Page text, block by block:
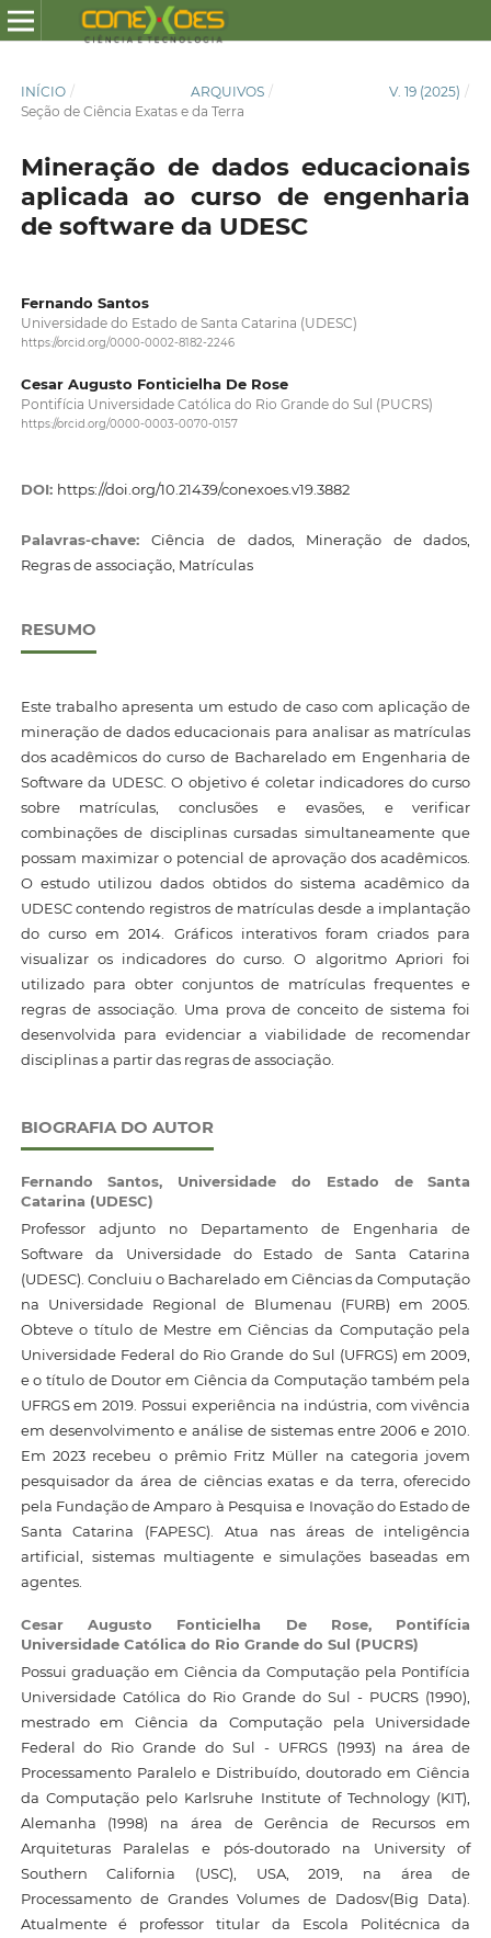
INÍCIO / ARQUIVOS / V. 19 (2025) /
Seção de Ciência Exatas e da Terra
Mineração de dados educacionais
aplicada ao curso de engenharia
de software da UDESC
Fernando Santos
Universidade do Estado de Santa Catarina (UDESC)
https://orcid.org/0000-0002-8182-2246
Cesar Augusto Fonticielha De Rose
Pontifícia Universidade Católica do Rio Grande do Sul (PUCRS)
https://orcid.org/0000-0003-0070-0157
DOI: https://doi.org/10.21439/conexoes.v19.3882
Palavras-chave:Ciência de dados, Mineração de dados,
Regras de associação, Matrículas
RESUMO
Este trabalho apresenta um estudo de caso com aplicação de
mineração de dados educacionais para analisar as matrículas
dos acadêmicos do curso de Bacharelado em Engenharia de
Software da UDESC. O objetivo é coletar indicadores do curso
sobre matrículas, conclusões e evasões, e verificar
combinações de disciplinas cursadas simultaneamente que
possam maximizar o potencial de aprovação dos acadêmicos.
O estudo utilizou dados obtidos do sistema acadêmico da
UDESC contendo registros de matrículas desde a implantação
do curso em 2014. Gráficos interativos foram criados para
visualizar os indicadores do curso. O algoritmo Apriori foi
utilizado para obter conjuntos de matrículas frequentes e
regras de associação. Uma prova de conceito de sistema foi
desenvolvida para evidenciar a viabilidade de recomendar
disciplinas a partir das regras de associação.
BIOGRAFIA DO AUTOR
Fernando Santos, Universidade do Estado de Santa
Catarina (UDESC)
Professor adjunto no Departamento de Engenharia de
Software da Universidade do Estado de Santa Catarina
(UDESC). Concluiu o Bacharelado em Ciências da Computação
na Universidade Regional de Blumenau (FURB) em 2005.
Obteve o título de Mestre em Ciências da Computação pela
Universidade Federal do Rio Grande do Sul (UFRGS) em 2009,
e o título de Doutor em Ciência da Computação também pela
UFRGS em 2019. Possui experiência na indústria, com vivência
em desenvolvimento e análise de sistemas entre 2006 e 2010.
Em 2023 recebeu o prêmio Fritz Müller na categoria jovem
pesquisador da área de ciências exatas e da terra, oferecido
pela Fundação de Amparo à Pesquisa e Inovação do Estado de
Santa Catarina (FAPESC). Atua nas áreas de inteligência
artificial, sistemas multiagente e simulações baseadas em
agentes.
Cesar Augusto Fonticielha De Rose, Pontifícia
Universidade Católica do Rio Grande do Sul (PUCRS)
Possui graduação em Ciência da Computação pela Pontifícia
Universidade Católica do Rio Grande do Sul - PUCRS (1990),
mestrado em Ciência da Computação pela Universidade
Federal do Rio Grande do Sul - UFRGS (1993) na área de
Processamento Paralelo e Distribuído, doutorado em Ciência
da Computação pelo Karlsruhe Institute of Technology (KIT),
Alemanha (1998) na área de Gerência de Recursos em
Arquiteturas Paralelas e pós-doutorado na University of
Southern California (USC), USA, 2019, na área de
Processamento de Grandes Volumes de Dadosv(Big Data).
Atualmente é professor titular da Escola Politécnica da